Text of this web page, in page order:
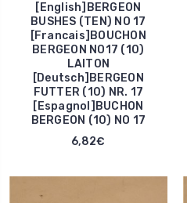
[English]BERGEON
BUSHES (TEN) NO 17
[Francais]BOUCHON
BERGEON NO17 (10)
LAITON
[Deutsch]BERGEON
FUTTER (10) NR. 17
[Espagnol]BUCHON
BERGEON (10) NO 17
6,82€